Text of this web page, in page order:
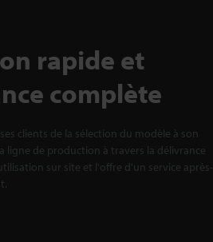
rapide et
complète
ses clients de la sélection du modèle à son
ligne de production à travers la délivrance
sur site et l'offre d'un service après-